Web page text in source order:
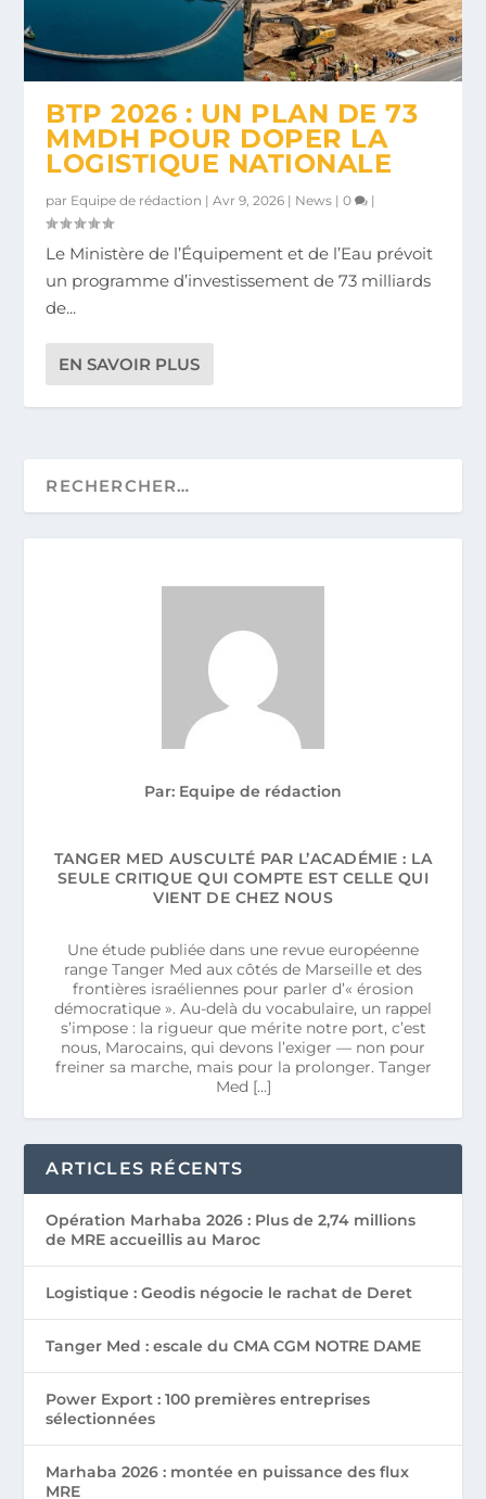
BTP 2026 : UN PLAN DE 73
MMDH POUR DOPER LA
LOGISTIQUE NATIONALE
par Equipe de rédaction |Avr 9, 2026 | News |0 |
Le Ministère de l’Équipement et de l’Eau prévoit
un programme d’investissement de 73 milliards
de...
EN SAVOIR PLUS
Par: Equipe de rédaction
TANGER MED AUSCULTÉ PAR L’ACADÉMIE : LA
SEULE CRITIQUE QUI COMPTE EST CELLE QUI
VIENT DE CHEZ NOUS
Une étude publiée dans une revue européenne
range Tanger Med aux côtés de Marseille et des
frontières israéliennes pour parler d’« érosion
démocratique ». Au-delà du vocabulaire, un rappel
s’impose : la rigueur que mérite notre port, c’est
nous, Marocains, qui devons l’exiger — non pour
freiner sa marche, mais pour la prolonger. Tanger
Med […]
ARTICLES RÉCENTS
Opération Marhaba 2026 : Plus de 2,74 millions
de MRE accueillis au Maroc
Logistique : Geodis négocie le rachat de Deret
Tanger Med : escale du CMA CGM NOTRE DAME
Power Export : 100 premières entreprises
sélectionnées
Marhaba 2026 : montée en puissance des flux
MRE